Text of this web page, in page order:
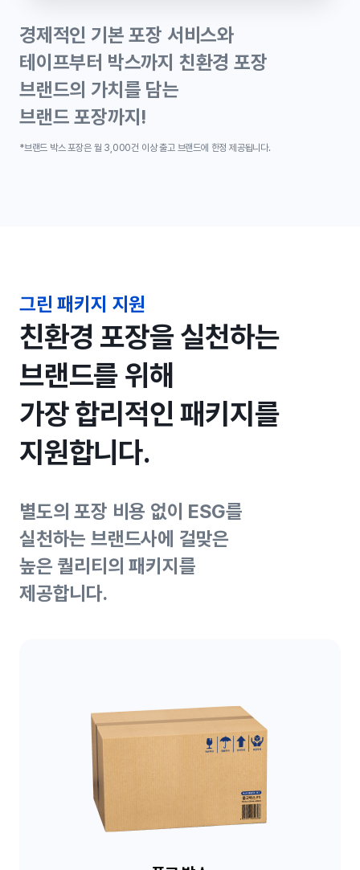
경제적인 기본 포장 서비스와
테이프부터 박스까지 친환경 포장
브랜드의 가치를 담는
브랜드 포장까지!
*브랜드 박스 포장은 월 3,000건 이상 출고 브랜드에 한정 제공됩니다.
그린 패키지 지원
친환경 포장을 실천하는
브랜드를 위해
가장 합리적인 패키지를
지원합니다.
별도의 포장 비용 없이 ESG를
실천하는 브랜드사에 걸맞은
높은 퀄리티의 패키지를
제공합니다.